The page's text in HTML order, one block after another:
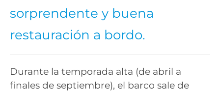
sorprendente y buena
restauración a bordo.
Durante la temporada alta (de abril a
finales de septiembre), el barco sale de